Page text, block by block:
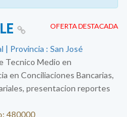
OFERTA DESTACADA
| Provincia : San José
Tecnico Medio en
en Conciliaciones Bancarias,
presentacion reportes
480000